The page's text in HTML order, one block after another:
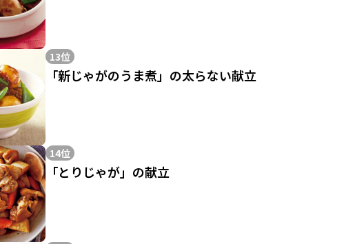
13位
「新じゃがのうま煮」の太らない献立
14位
「とりじゃが」の献立